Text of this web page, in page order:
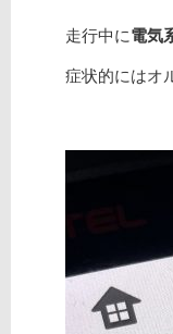
走行中に電気
症状的にはオ